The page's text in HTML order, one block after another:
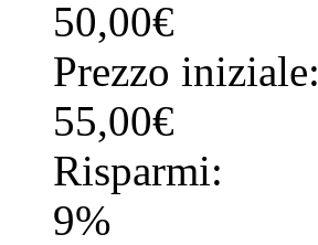
50,00€
Prezzo iniziale:
55,00€
Risparmi:
9%